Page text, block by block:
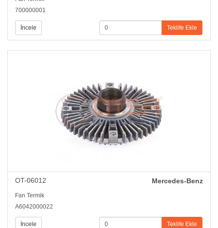
700000001
İncele Teklife Ekle
OT-06012 Mercedes-Benz
Fan Termik
A6042000022
İncele Teklife Ekle